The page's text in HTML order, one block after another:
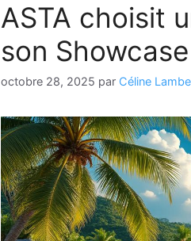
ASTA choisit
son
octobre 28, 2025 par Céline